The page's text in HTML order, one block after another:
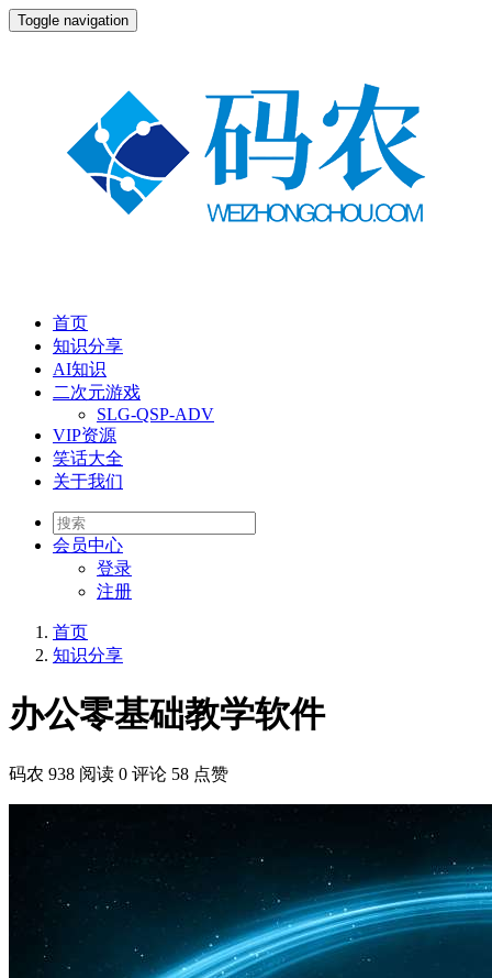
Toggle navigation
首页
知识分享
AI知识
二次元游戏
SLG-QSP-ADV
VIP资源
笑话大全
关于我们
会员中心
登录
注册
首页
知识分享
办公零基础教学软件
码农 938 阅读 0 评论 58 点赞